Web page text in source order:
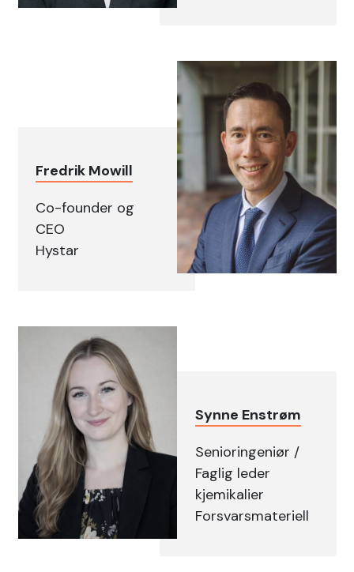
Fredrik Mowill
Co-founder og
CEO
Hystar
Synne Enstrøm
Senioringeniør /
Faglig leder
kjemikalier
Forsvarsmateriell